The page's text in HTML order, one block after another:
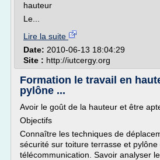
hauteur
Le...
Lire la suite
Date: 2010-06-13 18:04:29
Site : http://iutcergy.org
Formation le travail en
pylône ...
Avoir le goût de la hauteur et être
Objectifs
Connaître les techniques de
sécurité sur toiture terrasse et pylône
télécommunication. Savoir analyser